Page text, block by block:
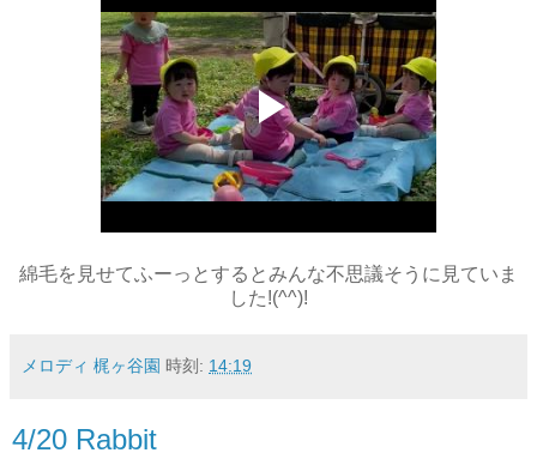
綿毛を見せてふーっとするとみんな不思議そうに見ていま
した!(^^)!
メロディ 梶ヶ谷園 時刻: 14:19
4/20 Rabbit